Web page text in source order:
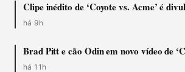
Clipe inédito de ‘Coyote vs. Acme’ é
há 9h
Brad Pitt e cão Odin em novo vídeo de
há 11h